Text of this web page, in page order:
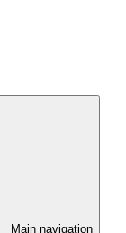
Main navigation